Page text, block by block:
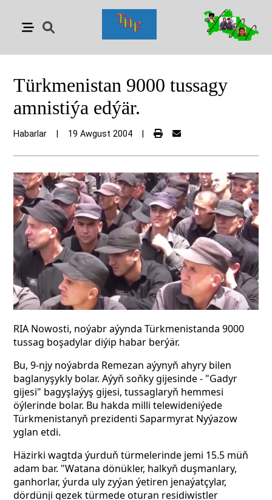
Türkmenistan 9000 tussagy
amnistiýa edýär.
Habarlar 19 Awgust 2004
RIA Nowosti, noýabr aýynda Türkmenistanda 9000
tussag boşadylar diýip habar berýär.
Bu, 9-njy noýabrda Remezan aýynyň ahyry bilen
baglanyşykly bolar. Aýyň soňky gijesinde - "Gadyr
gijesi" bagyşlaýyş gijesi, tussaglaryň hemmesi
öýlerinde bolar. Bu hakda milli telewideniýede
Türkmenistanyň prezidenti Saparmyrat Nyýazow
yglan etdi.
Häzirki wagtda ýurduň türmelerinde jemi 15.5 müň
adam bar. "Watana dönükler, halkyň duşmanlary,
ganhorlar, ýurda uly zyýan ýetiren jenaýatçylar,
dördünji gezek türmede oturan residiwistler